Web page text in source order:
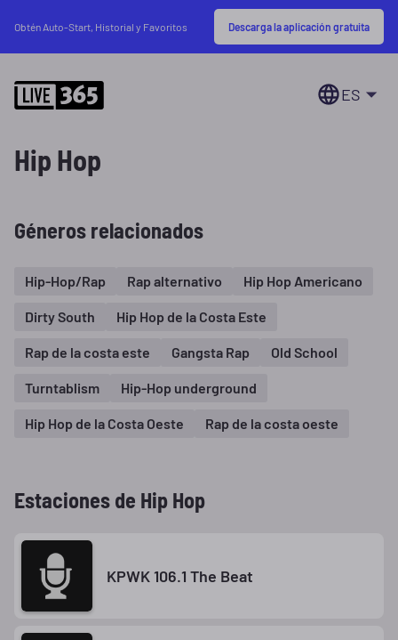
Obtén Auto-Start, Historial y Favoritos Descarga la aplicación gratuita
ES
Hip Hop
Géneros relacionados
Hip-Hop/Rap Rap alternativo Hip Hop Americano
Dirty South Hip Hop de la Costa Este
Rap de la costa este Gangsta Rap Old School
Turntablism Hip-Hop underground
Hip Hop de la Costa Oeste Rap de la costa oeste
Estaciones de Hip Hop
KPWK 106.1 The Beat